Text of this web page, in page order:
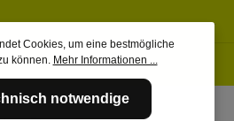
Cookies, um eine bestmögliche
können. Mehr Informationen ...
notwendige